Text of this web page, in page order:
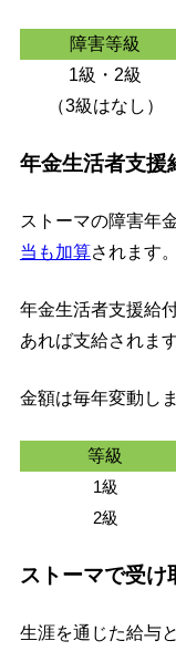
障害等級
1級・2級
（3級はなし）
年金生活者支援
ストーマの障害年金
当も加算されます。
年金生活者支援給
あれば支給されます
金額は毎年変動しま
等級
1級
2級
ストーマで受け
生涯を通じた給与